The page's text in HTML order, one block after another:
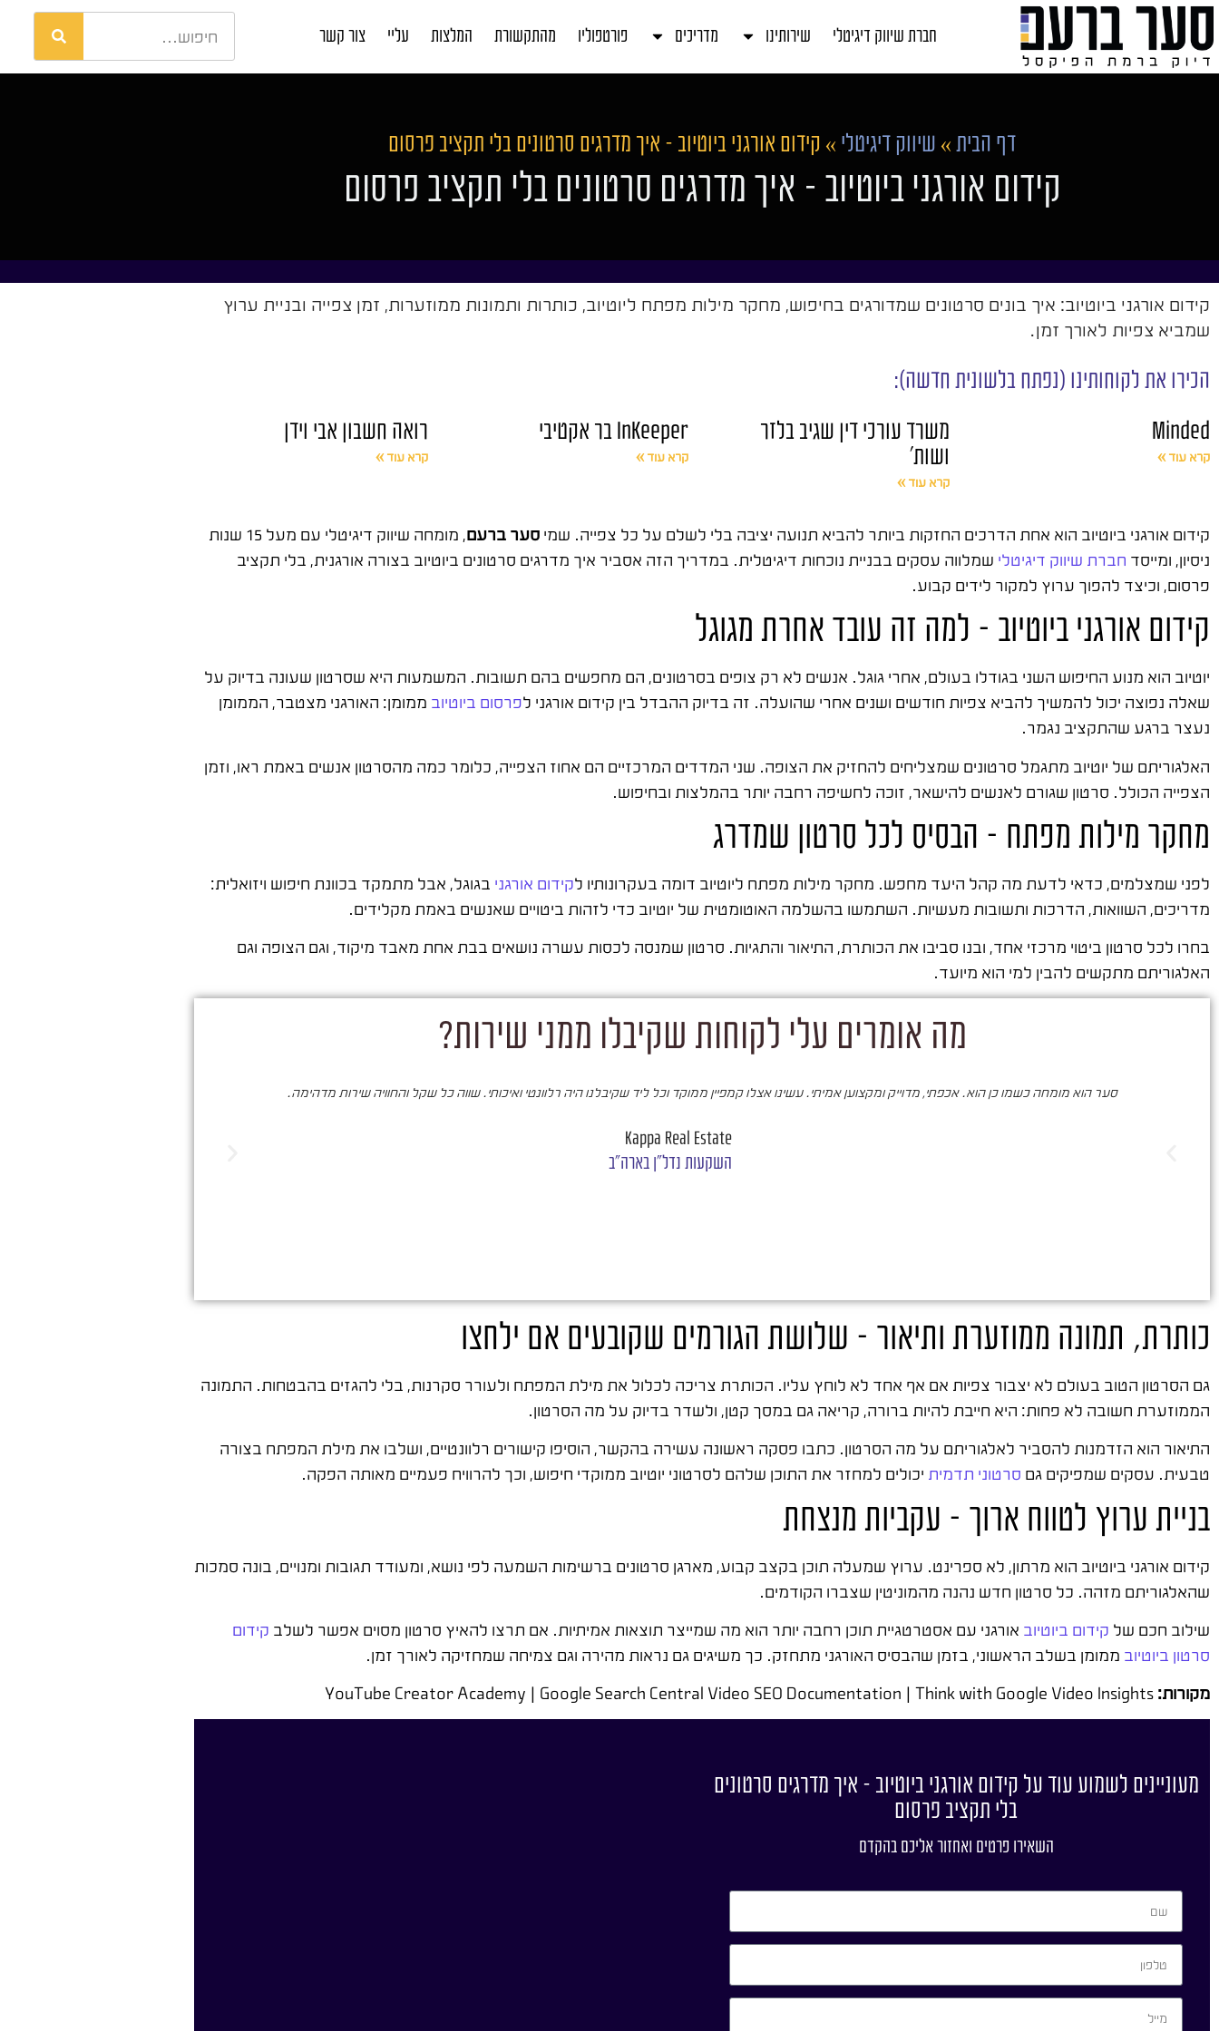
חברת שיווק דיגיטלי שירותינו מדריכים פורטפוליו מהתקשורת המלצות עליי צור קשר
דף הבית » שיווק דיגיטלי » קידום אורגני ביוטיוב – איך מדרגים סרטונים בלי תקציב פרסום
קידום אורגני ביוטיוב – איך מדרגים סרטונים בלי תקציב פרסום
קידום אורגני ביוטיוב: איך בונים סרטונים שמדורגים בחיפוש, מחקר מילות מפתח ליוטיוב, כותרות ותמונות ממוזערות, זמן צפייה ובניית ערוץ
שמביא צפיות לאורך זמן.
הכירו את לקוחותינו (נפתח בלשונית חדשה):
Minded
קרא עוד »
משרד עורכי דין שגיב בלזר
ושות'
קרא עוד »
InKeeper בר אקטיבי
קרא עוד »
רואה חשבון אבי וידן
קרא עוד »
קידום אורגני ביוטיוב הוא אחת הדרכים החזקות ביותר להביא תנועה יציבה בלי לשלם על כל צפייה. שמיסער ברעם
, מומחה שיווק דיגיטלי עם מעל 15 שנות
ניסיון, ומייסד חברת שיווק דיגיטלי שמלווה עסקים בבניית נוכחות דיגיטלית. במדריך הזה אסביר איך מדרגים סרטונים ביוטיוב בצורה אורגנית, בלי תקציב
פרסום, וכיצד להפוך ערוץ למקור לידים קבוע.
קידום אורגני ביוטיוב – למה זה עובד אחרת מגוגל
יוטיוב הוא מנוע החיפוש השני בגודלו בעולם, אחרי גוגל. אנשים לא רק צופים בסרטונים, הם מחפשים בהם תשובות. המשמעות היא שסרטון שעונה בדיוק על
שאלה נפוצה יכול להמשיך להביא צפיות חודשים ושנים אחרי שהועלה. זה בדיוק ההבדל בין קידום אורגני לפרסום ביוטיוב ממומן: האורגני מצטבר, הממומן
נעצר ברגע שהתקציב נגמר.
האלגוריתם של יוטיוב מתגמל סרטונים שמצליחים להחזיק את הצופה. שני המדדים המרכזיים הם אחוז הצפייה, כלומר כמה מהסרטון אנשים באמת ראו, וזמן
הצפייה הכולל. סרטון שגורם לאנשים להישאר, זוכה לחשיפה רחבה יותר בהמלצות ובחיפוש.
מחקר מילות מפתח – הבסיס לכל סרטון שמדרג
לפני שמצלמים, כדאי לדעת מה קהל היעד מחפש. מחקר מילות מפתח ליוטיוב דומה בעקרונותיו לקידום אורגני בגוגל, אבל מתמקד בכוונת חיפוש ויזואלית:
מדריכים, השוואות, הדרכות ותשובות מעשיות. השתמשו בהשלמה האוטומטית של יוטיוב כדי לזהות ביטויים שאנשים באמת מקלידים.
בחרו לכל סרטון ביטוי מרכזי אחד, ובנו סביבו את הכותרת, התיאור והתגיות. סרטון שמנסה לכסות עשרה נושאים בבת אחת מאבד מיקוד, וגם הצופה וגם
האלגוריתם מתקשים להבין למי הוא מיועד.
מה אומרים עלי לקוחות שקיבלו ממני שירות?
סער הוא מומחה כשמו כן הוא. אכפתי, מדוייק ומקצוען אמיתי. עשינו אצלו קמפיין ממוקד וכל ליד שקיבלנו היה רלוונטי ואיכותי. שווה כל שקל והחוויה שירות מדהימה.
Kappa Real Estate
השקעות נדל"ן בארה"ב
כותרת, תמונה ממוזערת ותיאור – שלושת הגורמים שקובעים אם ילחצו
גם הסרטון הטוב בעולם לא יצבור צפיות אם אף אחד לא לוחץ עליו. הכותרת צריכה לכלול את מילת המפתח ולעורר סקרנות, בלי להגזים בהבטחות. התמונה
הממוזערת חשובה לא פחות: היא חייבת להיות ברורה, קריאה גם במסך קטן, ולשדר בדיוק על מה הסרטון.
התיאור הוא הזדמנות להסביר לאלגוריתם על מה הסרטון. כתבו פסקה ראשונה עשירה בהקשר, הוסיפו קישורים רלוונטיים, ושלבו את מילת המפתח בצורה
טבעית. עסקים שמפיקים גם סרטוני תדמית יכולים למחזר את התוכן שלהם לסרטוני יוטיוב ממוקדי חיפוש, וכך להרוויח פעמיים מאותה הפקה.
בניית ערוץ לטווח ארוך – עקביות מנצחת
קידום אורגני ביוטיוב הוא מרתון, לא ספרינט. ערוץ שמעלה תוכן בקצב קבוע, מארגן סרטונים ברשימות השמעה לפי נושא, ומעודד תגובות ומנויים, בונה סמכות
שהאלגוריתם מזהה. כל סרטון חדש נהנה מהמוניטין שצברו הקודמים.
שילוב חכם של קידום ביוטיוב אורגני עם אסטרטגיית תוכן רחבה יותר הוא מה שמייצר תוצאות אמיתיות. אם תרצו להאיץ סרטון מסוים אפשר לשלב קידום
סרטון ביוטיוב ממומן בשלב הראשוני, בזמן שהבסיס האורגני מתחזק. כך משיגים גם נראות מהירה וגם צמיחה שמחזיקה לאורך זמן.
מקורות:
מעוניינים לשמוע עוד על קידום אורגני ביוטיוב – איך מדרגים סרטונים
בלי תקציב פרסום
השאירו פרטים ואחזור אליכם בהקדם